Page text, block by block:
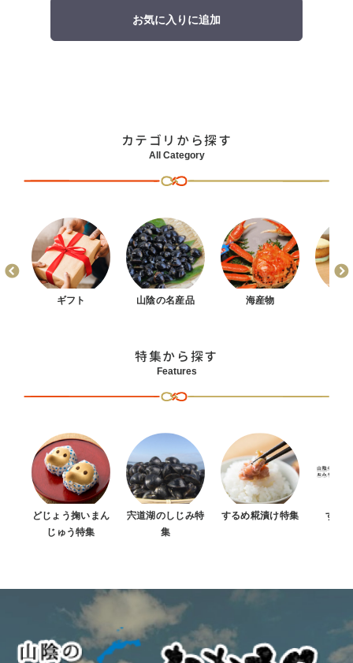
お気に入りに追加
カテゴリから探す
All Category
ギフト 山陰の名産品 海産物
特集から探す
Features
どじょう掬いまん
じゅう特集
宍道湖のしじみ特
集
するめ糀漬け特集 すべ